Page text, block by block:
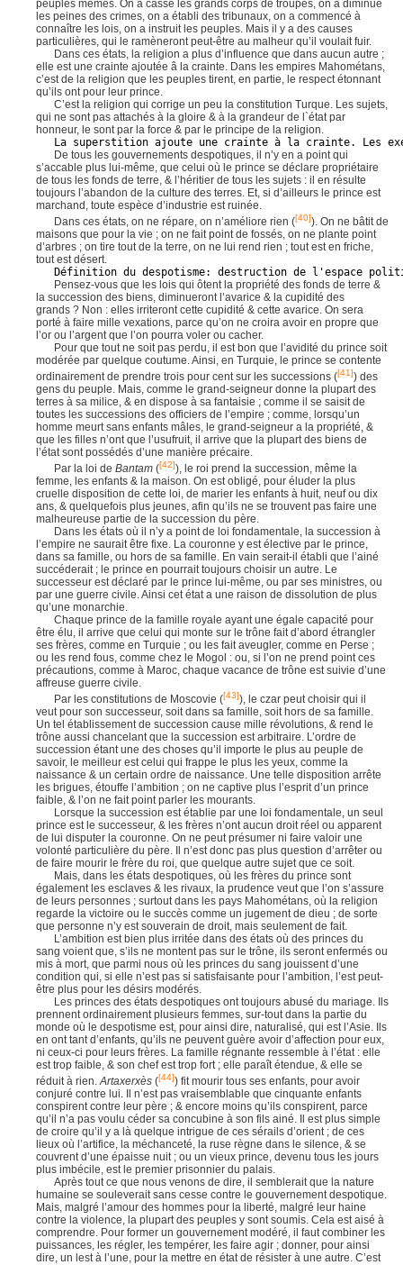
peuples mêmes. On a cassé les grands corps de troupes, on a diminué
les peines des crimes, on a établi des tribunaux, on a commencé à
connaître les lois, on a instruit les peuples. Mais il y a des causes
particulières, qui le ramèneront peut-être au malheur qu’il voulait fuir.
Dans ces états, la religion a plus d’influence que dans aucun autre ;
elle est une crainte ajoutée â la crainte. Dans les empires Mahométans,
c’est de la religion que les peuples tirent, en partie, le respect étonnant
qu’ils ont pour leur prince.
C’est la religion qui corrige un peu la constitution Turque. Les sujets,
qui ne sont pas attachés à la gloire & à la grandeur de l`état par
honneur, le sont par la force & par le principe de la religion.
La superstition ajoute une crainte à la crainte. Les
De tous les gouvernements despotiques, il n’y en a point qui
s’accable plus lui-même, que celui où le prince se déclare propriétaire
de tous les fonds de terre, & l’héritier de tous les sujets : il en résulte
toujours l’abandon de la culture des terres. Et, si d’ailleurs le prince est
marchand, toute espèce d’industrie est ruinée.
Dans ces états, on ne répare, on n’améliore rien ([40]). On ne bâtit de
maisons que pour la vie ; on ne fait point de fossés, on ne plante point
d’arbres ; on tire tout de la terre, on ne lui rend rien ; tout est en friche,
tout est désert.
Définition du despotisme: destruction de l'espace
Pensez-vous que les lois qui ôtent la propriété des fonds de terre &
la succession des biens, diminueront l’avarice & la cupidité des
grands ? Non : elles irriteront cette cupidité & cette avarice. On sera
porté à faire mille vexations, parce qu’on ne croira avoir en propre que
l’or ou l’argent que l’on pourra voler ou cacher.
Pour que tout ne soit pas perdu, il est bon que l’avidité du prince soit
modérée par quelque coutume. Ainsi, en Turquie, le prince se contente
ordinairement de prendre trois pour cent sur les successions ([41]) des
gens du peuple. Mais, comme le grand-seigneur donne la plupart des
terres à sa milice, & en dispose à sa fantaisie ; comme il se saisit de
toutes les successions des officiers de l’empire ; comme, lorsqu’un
homme meurt sans enfants mâles, le grand-seigneur a la propriété, &
que les filles n’ont que l’usufruit, il arrive que la plupart des biens de
l’état sont possédés d’une manière précaire.
Par la loi de Bantam ([42]), le roi prend la succession, même la
femme, les enfants & la maison. On est obligé, pour éluder la plus
cruelle disposition de cette loi, de marier les enfants à huit, neuf ou dix
ans, & quelquefois plus jeunes, afin qu’ils ne se trouvent pas faire une
malheureuse partie de la succession du père.
Dans les états où il n’y a point de loi fondamentale, la succession à
l’empire ne saurait être fixe. La couronne y est élective par le prince,
dans sa famille, ou hors de sa famille. En vain serait-il établi que l’ainé
succéderait ; le prince en pourrait toujours choisir un autre. Le
successeur est déclaré par le prince lui-même, ou par ses ministres, ou
par une guerre civile. Ainsi cet état a une raison de dissolution de plus
qu’une monarchie.
Chaque prince de la famille royale ayant une égale capacité pour
être élu, il arrive que celui qui monte sur le trône fait d’abord étrangler
ses frères, comme en Turquie ; ou les fait aveugler, comme en Perse ;
ou les rend fous, comme chez le Mogol : ou, si l’on ne prend point ces
précautions, comme à Maroc, chaque vacance de trône est suivie d’une
affreuse guerre civile.
Par les constitutions de Moscovie ([43]), le czar peut choisir qui il
veut pour son successeur, soit dans sa famille, soit hors de sa famille.
Un tel établissement de succession cause mille révolutions, & rend le
trône aussi chancelant que la succession est arbitraire. L’ordre de
succession étant une des choses qu’il importe le plus au peuple de
savoir, le meilleur est celui qui frappe le plus les yeux, comme la
naissance & un certain ordre de naissance. Une telle disposition arrête
les brigues, étouffe l’ambition ; on ne captive plus l’esprit d’un prince
faible, & l’on ne fait point parler les mourants.
Lorsque la succession est établie par une loi fondamentale, un seul
prince est le successeur, & les frères n’ont aucun droit réel ou apparent
de lui disputer la couronne. On ne peut présumer ni faire valoir une
volonté particulière du père. Il n’est donc pas plus question d’arrêter ou
de faire mourir le frère du roi, que quelque autre sujet que ce soit.
Mais, dans les états despotiques, où les frères du prince sont
également les esclaves & les rivaux, la prudence veut que l’on s’assure
de leurs personnes ; surtout dans les pays Mahométans, où la religion
regarde la victoire ou le succès comme un jugement de dieu ; de sorte
que personne n’y est souverain de droit, mais seulement de fait.
L’ambition est bien plus irritée dans des états où des princes du
sang voient que, s’ils ne montent pas sur le trône, ils seront enfermés ou
mis à mort, que parmi nous où les princes du sang jouissent d’une
condition qui, si elle n’est pas si satisfaisante pour l’ambition, l’est peut-
être plus pour les désirs modérés.
Les princes des états despotiques ont toujours abusé du mariage. Ils
prennent ordinairement plusieurs femmes, sur-tout dans la partie du
monde où le despotisme est, pour ainsi dire, naturalisé, qui est l’Asie. Ils
en ont tant d’enfants, qu’ils ne peuvent guère avoir d’affection pour eux,
ni ceux-ci pour leurs frères. La famille régnante ressemble à l’état : elle
est trop faible, & son chef est trop fort ; elle paraît étendue, & elle se
réduit à rien.Artaxerxès ([44]) fit mourir tous ses enfants, pour avoir
conjuré contre lui. Il n’est pas vraisemblable que cinquante enfants
conspirent contre leur père ; & encore moins qu’ils conspirent, parce
qu’il n’a pas voulu céder sa concubine à son fils ainé. Il est plus simple
de croire qu’il y a là quelque intrigue de ces sérails d’orient ; de ces
lieux où l’artifice, la méchanceté, la ruse règne dans le silence, & se
couvrent d’une épaisse nuit ; ou un vieux prince, devenu tous les jours
plus imbécile, est le premier prisonnier du palais.
Après tout ce que nous venons de dire, il semblerait que la nature
humaine se souleverait sans cesse contre le gouvernement despotique.
Mais, malgré l’amour des hommes pour la liberté, malgré leur haine
contre la violence, la plupart des peuples y sont soumis. Cela est aisé à
comprendre. Pour former un gouvernement modéré, il faut combiner les
puissances, les régler, les tempérer, les faire agir ; donner, pour ainsi
dire, un lest à l’une, pour la mettre en état de résister à une autre. C’est